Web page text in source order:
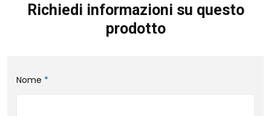
Richiedi informazioni su questo
prodotto
Nome *